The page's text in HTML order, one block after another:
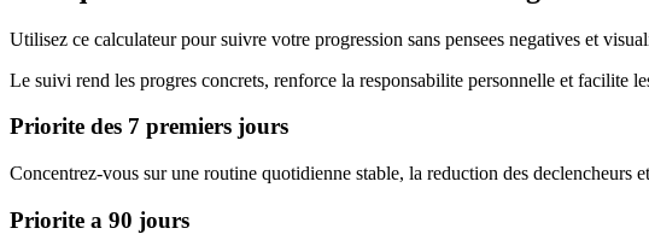
Utilisez ce calculateur pour suivre votre progression sans pensees negatives et
Le suivi rend les progres concrets, renforce la responsabilite personnelle et facilite
Priorite des 7 premiers jours
Concentrez-vous sur une routine quotidienne stable, la reduction des declencheurs
Priorite a 90 jours